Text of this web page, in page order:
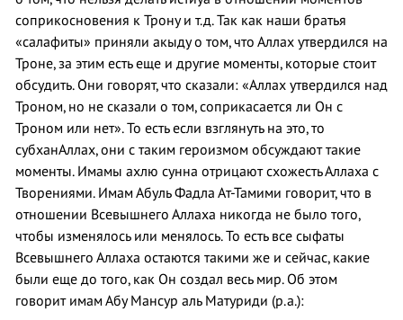
соприкосновения к Трону и т.д. Так как наши братья
«салафиты» приняли акыду о том, что Аллах утвердился на
Троне, за этим есть еще и другие моменты, которые стоит
обсудить. Они говорят, что сказали: «Аллах утвердился над
Троном, но не сказали о том, соприкасается ли Он с
Троном или нет». То есть если взглянуть на это, то
субханАллах, они с таким героизмом обсуждают такие
моменты. Имамы ахлю сунна отрицают схожесть Аллаха с
Творениями. Имам Абуль Фадла Ат-Тамими говорит, что в
отношении Всевышнего Аллаха никогда не было того,
чтобы изменялось или менялось. То есть все сыфаты
Всевышнего Аллаха остаются такими же и сейчас, какие
были еще до того, как Он создал весь мир. Об этом
говорит имам Абу Мансур аль Матуриди (р.а.):